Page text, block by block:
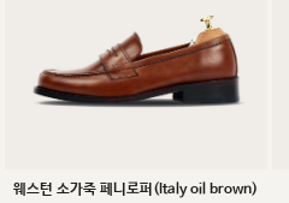
웨스턴 소가죽 페니로퍼(Italy oil brown)